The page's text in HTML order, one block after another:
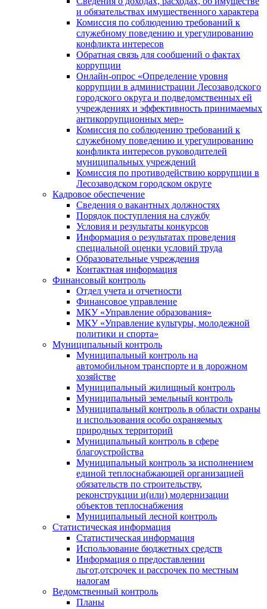
и обязательствах имущественного характера
Комиссия по соблюдению требований к
служебному поведению и урегулированию
конфликта интересов
Обратная связь для сообщений о фактах
коррупции
Онлайн-опрос «Определение уровня
коррупции в администрации Лесозаводского
городского округа и подведомственных ей
учреждениях и эффективность принимаемых
антикоррупционных мер»
Комиссия по соблюдению требований к
служебному поведению и урегулированию
конфликта интересов руководителей
муниципальных учреждений
Комиссия по противодействию коррупции в
Лесозаводском городском округе
Кадровое обеспечение
Сведения о вакантных должностях
Порядок поступления на службу
Условия и результаты конкурсов
Информация о результатах проведения
специальной оценки условий труда
Образовательные учреждения
Контактная информация
Финансовый контроль
Отдел учета и отчетности
Финансовое управление
МКУ «Управление образования»
МКУ «Управление культуры, молодежной
политики и спорта»
Муниципальный контроль
Муниципальный контроль на
автомобильном транспорте и в дорожном
хозяйстве
Муниципальный жилищный контроль
Муниципальный земельный контроль
Муниципальный контроль в области охраны
и использования особо охраняемых
природных территорий
Муниципальный контроль в сфере
благоустройства
Муниципальный контроль за исполнением
единой теплоснабжающей организацией
обязательств по строительству,
реконструкции и(или) модернизации
объектов теплоснабжения
Муниципальный лесной контроль
Статистическая информация
Статистическая информация
Использование бюджетных средств
Информация о предоставлении
льгот,отсрочек и рассрочек по местным
налогам
Ведомственный контроль
Планы